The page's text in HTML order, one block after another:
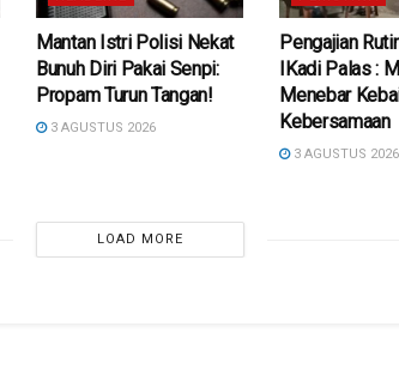
Mantan Istri Polisi Nekat
Bunuh Diri Pakai Senpi:
Propam Turun Tangan!
3 AGUSTUS 2026
Pengajian
IKadi Palas :
Menebar
Kebersamaan
3 AGUSTUS 2026
LOAD MORE